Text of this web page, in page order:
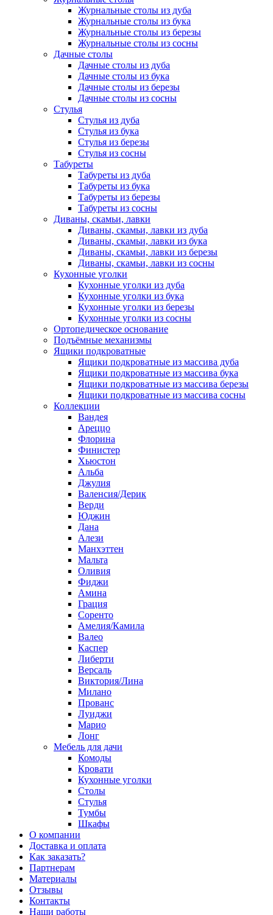
Журнальные столы из дуба
Журнальные столы из бука
Журнальные столы из березы
Журнальные столы из сосны
Дачные столы
Дачные столы из дуба
Дачные столы из бука
Дачные столы из березы
Дачные столы из сосны
Стулья
Стулья из дуба
Стулья из бука
Стулья из березы
Стулья из сосны
Табуреты
Табуреты из дуба
Табуреты из бука
Табуреты из березы
Табуреты из сосны
Диваны, скамьи, лавки
Диваны, скамьи, лавки из дуба
Диваны, скамьи, лавки из бука
Диваны, скамьи, лавки из березы
Диваны, скамьи, лавки из сосны
Кухонные уголки
Кухонные уголки из дуба
Кухонные уголки из бука
Кухонные уголки из березы
Кухонные уголки из сосны
Ортопедическое основание
Подъёмные механизмы
Ящики подкроватные
Ящики подкроватные из массива дуба
Ящики подкроватные из массива бука
Ящики подкроватные из массива березы
Ящики подкроватные из массива сосны
Коллекции
Вандея
Ареццо
Флорина
Финистер
Хьюстон
Альба
Джулия
Валенсия/Дерик
Верди
Юджин
Дана
Алези
Манхэттен
Мальта
Оливия
Фиджи
Амина
Грация
Соренто
Амелия/Камила
Валео
Каспер
Либерти
Версаль
Виктория/Лина
Милано
Прованс
Луиджи
Марио
Лонг
Мебель для дачи
Комоды
Кровати
Кухонные уголки
Столы
Стулья
Тумбы
Шкафы
О компании
Доставка и оплата
Как заказать?
Партнерам
Материалы
Отзывы
Контакты
Наши работы